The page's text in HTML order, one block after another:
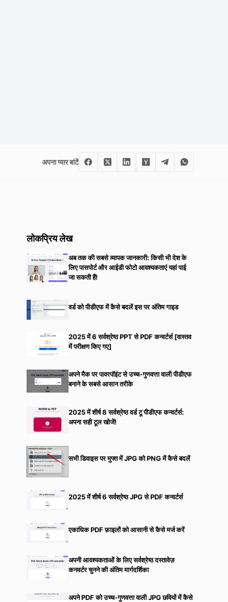
अपना प्यार बांटें
लोकप्रिय लेख
अब तक की सबसे व्यापक जानकारी: किसी भी देश के
लिए पासपोर्ट और आईडी फोटो आवश्यकताएं यहां पाई
जा सकती हैं!
वर्ड को पीडीएफ में कैसे बदलें इस पर अंतिम गाइड
2025 में 6 सर्वश्रेष्ठ PPT से PDF कन्वर्टर्स [वास्तव
में परीक्षण किए गए]
अपने मैक पर पावरपॉइंट से उच्च-गुणवत्ता वाली पीडीएफ
बनाने के सबसे आसान तरीके
2025 में शीर्ष 8 सर्वश्रेष्ठ वर्ड टू पीडीएफ कन्वर्टर्स:
अपना सही टूल खोजें!
सभी डिवाइस पर मुफ्त में JPG को PNG में कैसे बदलें
2025 में शीर्ष 6 सर्वश्रेष्ठ JPG से PDF कन्वर्टर्स
एकाधिक PDF फ़ाइलों को आसानी से कैसे मर्ज करें
अपनी आवश्यकताओं के लिए सर्वश्रेष्ठ दस्तावेज़
कनवर्टर चुनने की अंतिम मार्गदर्शिका
अपने PDF को उच्च-गुणवत्ता वाली JPG छवियों में कैसे